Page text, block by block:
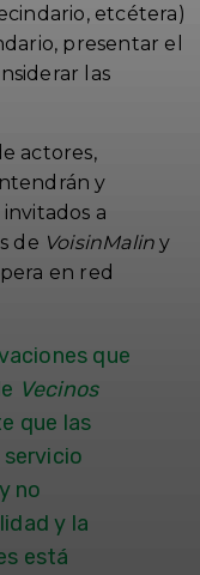
etcétera)
presentar el
las
actores,
y
a
de VoisinMalin y
en red
que
Vecinos
que las
no
y la
está